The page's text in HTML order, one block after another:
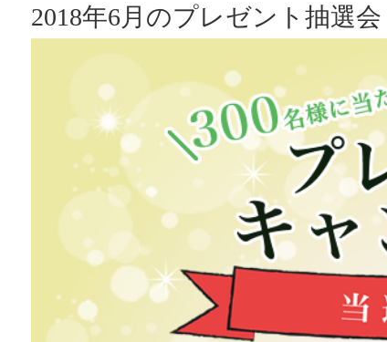
2018年6月のプレゼント抽選会